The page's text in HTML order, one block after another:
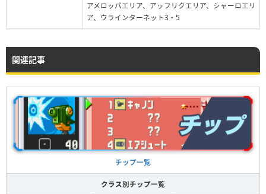
アメロッパエリア、アッフリクエリア、シャーロエリ
ア、ウラインターネット3・5
関連記事
チップ一覧
クラス別チップ一覧